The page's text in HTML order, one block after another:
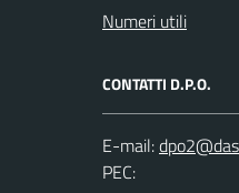
Numeri utili
CONTATTI D.P.O.
E-mail:
PEC: